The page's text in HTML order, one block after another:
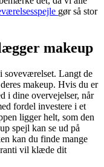
gør så stor
makeup
soveværelset. Langt de
makeup. Hvis du er
i dine overvejelser, når
fordel investere i et
ligger helt, som den
spejl kan se ud på
kan du finde mange
vil klæde dit